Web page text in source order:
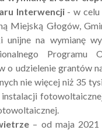
Interwencji- w celu
Miejską Głogów,
na wymianę
Programu
udzielenie grantów
nie więcej niż 35
– od maja 2021